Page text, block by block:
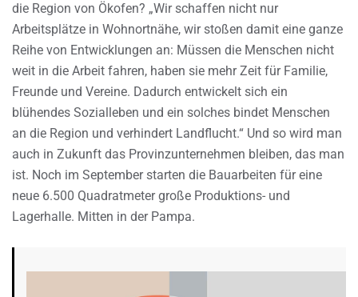
die Region von Ökofen? „Wir schaffen nicht nur
Arbeitsplätze in Wohnortnähe, wir stoßen damit eine ganze
Reihe von Entwicklungen an: Müssen die Menschen nicht
weit in die Arbeit fahren, haben sie mehr Zeit für Familie,
Freunde und Vereine. Dadurch entwickelt sich ein
blühendes Sozialleben und ein solches bindet Menschen
an die Region und verhindert Landflucht.“ Und so wird man
auch in Zukunft das Provinzunternehmen bleiben, das man
ist. Noch im September starten die Bauarbeiten für eine
neue 6.500 Quadratmeter große Produktions- und
Lagerhalle. Mitten in der Pampa.